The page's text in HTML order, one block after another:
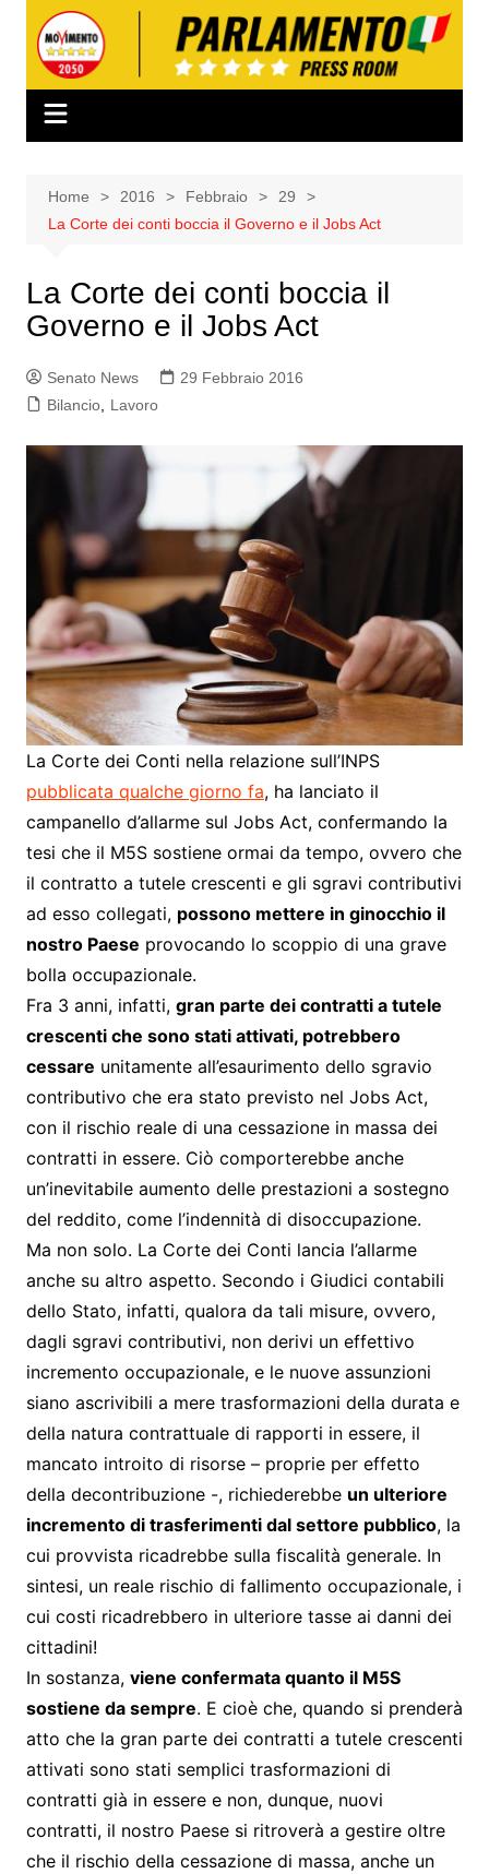
contenuto
Home 2016 Febbraio
29
La Corte dei conti boccia il Governo e il Jobs Act
La Corte dei conti boccia il
Governo e il Jobs Act
Senato News
29 Febbraio 2016
Bilancio, Lavoro
La Corte dei Conti nella relazione sull’INPS
pubblicata qualche giorno fa, ha lanciato il
campanello d’allarme sul Jobs Act, confermando la
tesi che il M5S sostiene ormai da tempo, ovvero che
il contratto a tutele crescenti e gli sgravi contributivi
ad esso collegati, possono mettere in ginocchio il
nostro Paese provocando lo scoppio di una grave
bolla occupazionale.
Fra 3 anni, infatti, gran parte dei contratti a tutele
crescenti che sono stati attivati, potrebbero
cessare unitamente all’esaurimento dello sgravio
contributivo che era stato previsto nel Jobs Act,
con il rischio reale di una cessazione in massa dei
contratti in essere. Ciò comporterebbe anche
un’inevitabile aumento delle prestazioni a sostegno
del reddito, come l’indennità di disoccupazione.
Ma non solo. La Corte dei Conti lancia l’allarme
anche su altro aspetto. Secondo i Giudici contabili
dello Stato, infatti, qualora da tali misure, ovvero,
dagli sgravi contributivi, non derivi un effettivo
incremento occupazionale, e le nuove assunzioni
siano ascrivibili a mere trasformazioni della durata e
della natura contrattuale di rapporti in essere, il
mancato introito di risorse – proprie per effetto
della decontribuzione -, richiederebbe un ulteriore
incremento di trasferimenti dal settore pubblico, la
cui provvista ricadrebbe sulla fiscalità generale. In
sintesi, un reale rischio di fallimento occupazionale, i
cui costi ricadrebbero in ulteriore tasse ai danni dei
cittadini!
In sostanza, viene confermata quanto il M5S
sostiene da sempre. E cioè che, quando si prenderà
atto che la gran parte dei contratti a tutele crescenti
attivati sono stati semplici trasformazioni di
contratti già in essere e non, dunque, nuovi
contratti, il nostro Paese si ritroverà a gestire oltre
che il rischio della cessazione di massa, anche un